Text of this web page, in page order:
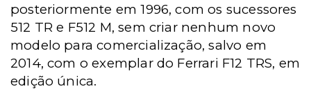
posteriormente em 1996, com os sucessores
512 TR e F512 M, sem criar nenhum novo
modelo para comercialização, salvo em
2014, com o exemplar do Ferrari F12 TRS, em
edição única.